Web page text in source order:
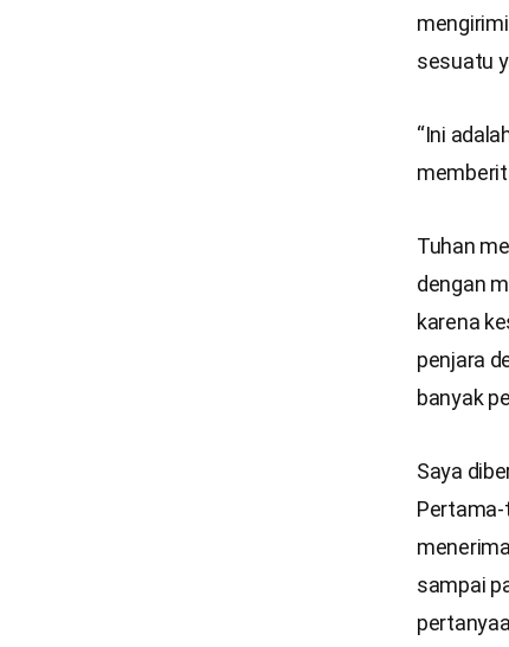
sesuatu
“Ini
Tuhan
dengan
karena
penjara
banyak
Saya
Pertama-
sampai